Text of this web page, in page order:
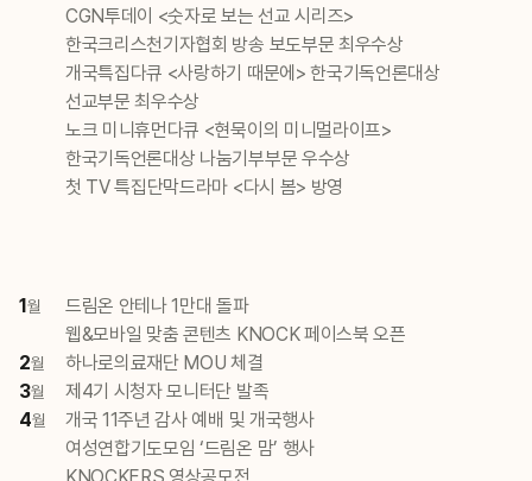
CGN투데이 <숫자로 보는 선교 시리즈>
한국크리스천기자협회 방송 보도부문 최우수상
개국특집다큐 <사랑하기 때문에> 한국기독언론대상
선교부문 최우수상
노크 미니휴먼다큐 <현묵이의 미니멀라이프>
한국기독언론대상 나눔기부부문 우수상
첫 TV 특집단막드라마 <다시 봄> 방영
1월
드림온 안테나 1만대 돌파
웹&모바일 맞춤 콘텐츠 KNOCK 페이스북 오픈
2월
하나로의료재단 MOU 체결
3월
제4기 시청자 모니터단 발족
4월
개국 11주년 감사 예배 및 개국행사
여성연합기도모임 ‘드림온 맘’ 행사